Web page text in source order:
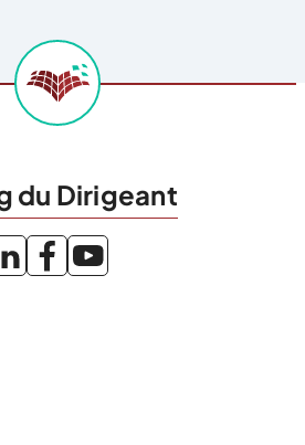
du Dirigeant